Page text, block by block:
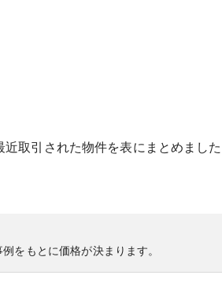
近取引された物件を表にまとめまし
をもとに価格が決まります。